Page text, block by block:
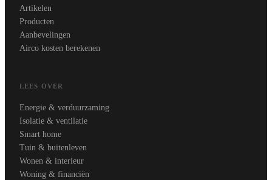
Artikelen
Producten
Aanbevelingen
Airco kosten berekenen
LEES OVER
Energie & verduurzaming
Isolatie & ventilatie
Smart home
Tuin & buitenleven
Wonen & interieur
Woning & financiën